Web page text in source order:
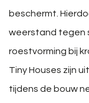
beschermt.
weerstand tegen
roestvorming bij
Tiny Houses zijn
tijdens de bouw